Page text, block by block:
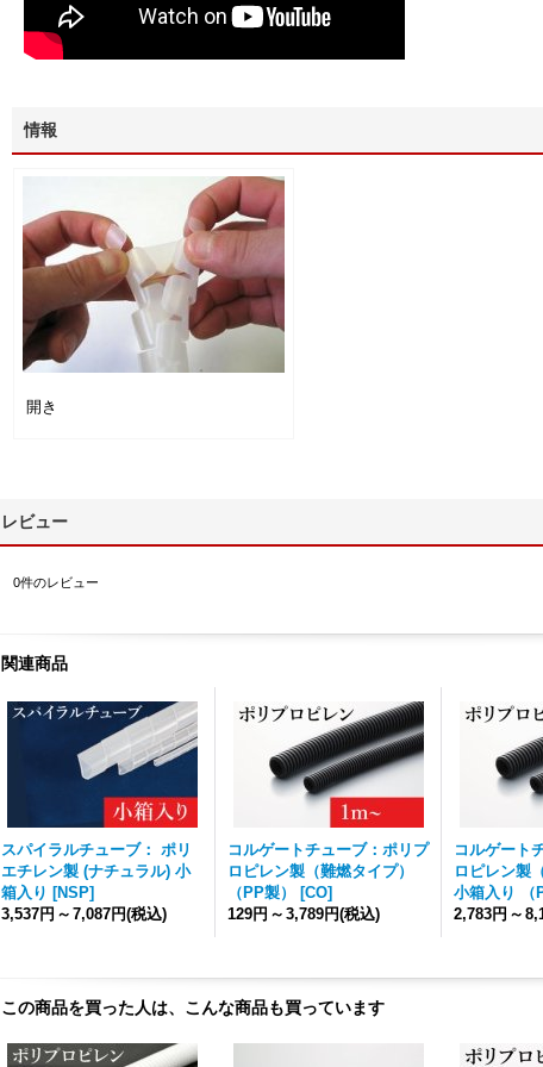
情報
開き
レビュー
0件のレビュー
関連商品
スパイラルチューブ： ポリ
エチレン製 (ナチュラル) 小
箱入り [NSP]
3,537円 ～ 7,087円(税込)
コルゲートチューブ：ポリプ
ロピレン製（難燃タイプ）
（PP製）
[CO]
129円 ～ 3,789円(税込)
コルゲート
ロピレン製
小箱入り （
2,783円 ～
この商品を買った人は、こんな商品も買っています